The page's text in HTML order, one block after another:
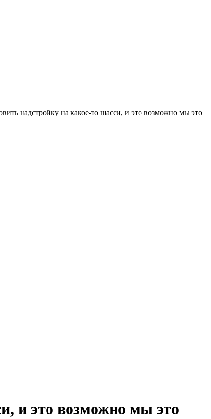
надстройку на какое-то шасси, и это возможно мы это
и это возможно мы это